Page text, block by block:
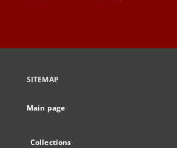
SITEMAP
Main page
Collections